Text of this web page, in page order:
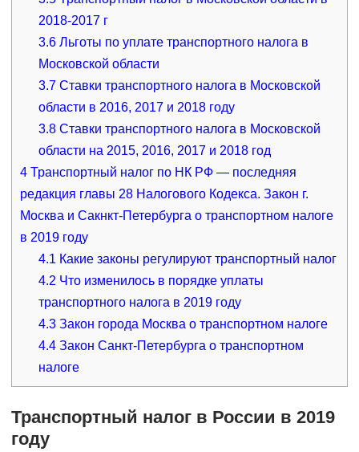
2018-2017 г
3.6 Льготы по уплате транспортного налога в
Московской области
3.7 Ставки транспортного налога в Московской
области в 2016, 2017 и 2018 году
3.8 Ставки транспортного налога в Московской
области на 2015, 2016, 2017 и 2018 год
4Транспортный налог по НК РФ — последняя
редакция главы 28 Налогового Кодекса. Закон г.
Москва и Сакнкт-Петербурга о транспортном налоге
в 2019 году
4.1 Какие законы регулируют транспортный налог
4.2 Что изменилось в порядке уплаты
транспортного налога в 2019 году
4.3 Закон города Москва о транспортном налоге
4.4 Закон Санкт-Петербурга о транспортном
налоге
Транспортный налог в России в 2019
году